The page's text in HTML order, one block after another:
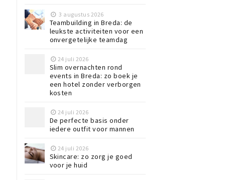
3 augustus 2026
Teambuilding in Breda: de
leukste activiteiten voor een
onvergetelijke teamdag
24 juli 2026
Slim overnachten rond
events in Breda: zo boek je
een hotel zonder verborgen
kosten
24 juli 2026
De perfecte basis onder
iedere outfit voor mannen
24 juli 2026
Skincare: zo zorg je goed
voor je huid